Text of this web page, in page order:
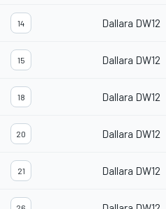
14 Dallara DW12
15 Dallara DW12
18 Dallara DW12
20 Dallara DW12
21 Dallara DW12